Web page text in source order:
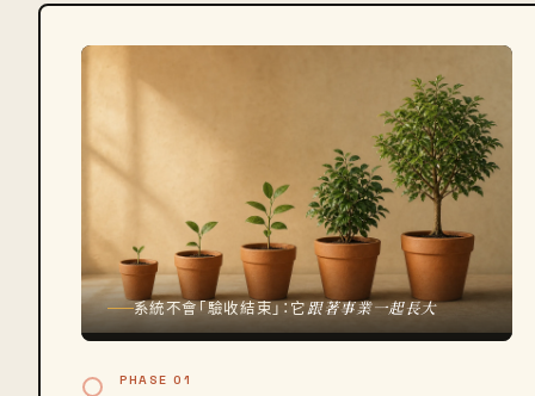
系統不會「驗收結束」：它跟著事業一起長大
PHASE 01